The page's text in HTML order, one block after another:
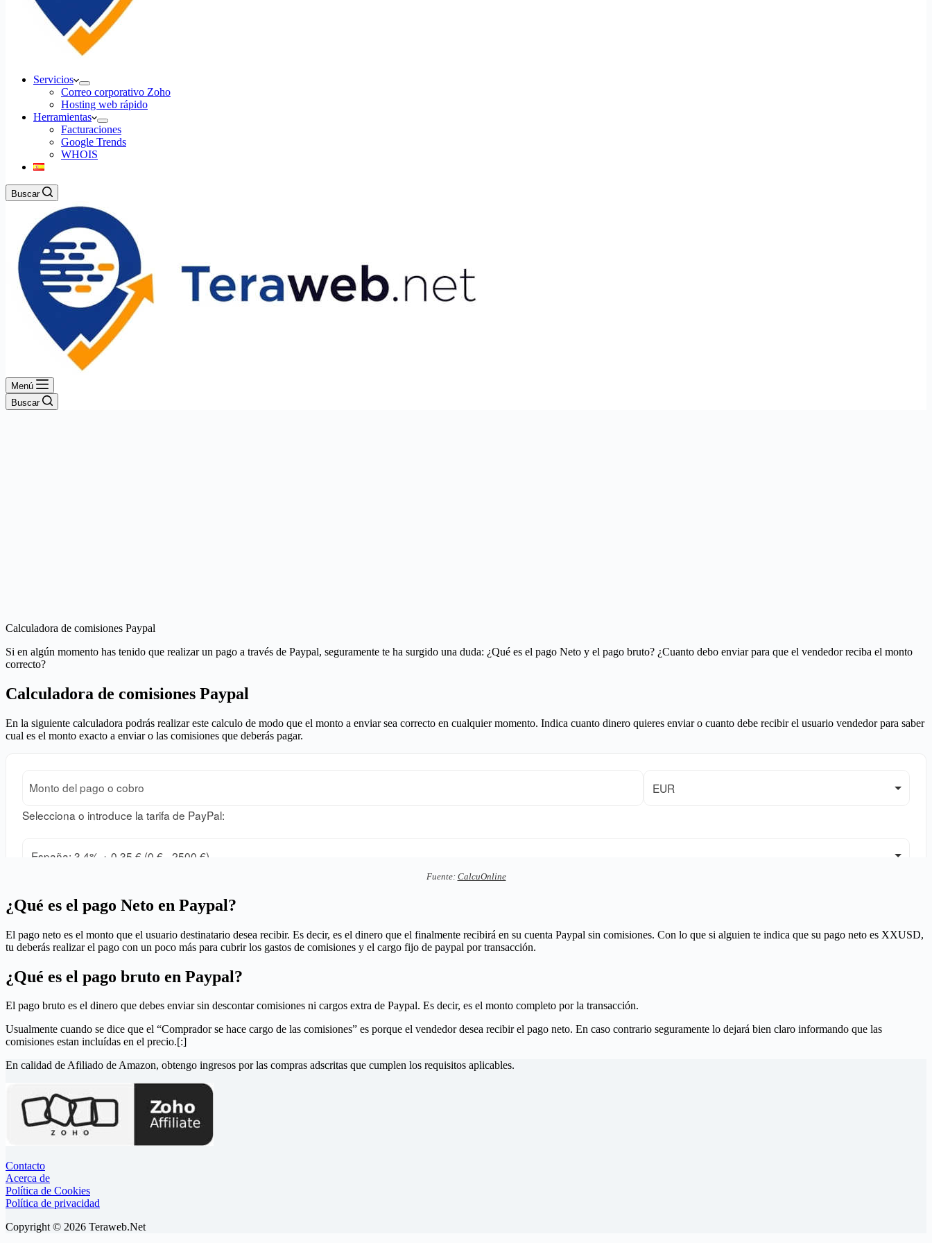
Servicios
Correo corporativo Zoho
Hosting web rápido
Herramientas
Facturaciones
Google Trends
WHOIS
Buscar
Menú
Buscar
Calculadora de comisiones Paypal
Si en algún momento has tenido que realizar un pago a través de Paypal, seguramente te ha surgido una duda: ¿Qué es el pago Neto y el pago bruto? ¿Cuanto debo enviar para que el vendedor reciba el monto
correcto?
Calculadora de comisiones Paypal
En la siguiente calculadora podrás realizar este calculo de modo que el monto a enviar sea correcto en cualquier momento. Indica cuanto dinero quieres enviar o cuanto debe recibir el usuario vendedor para saber
cual es el monto exacto a enviar o las comisiones que deberás pagar.
Fuente: CalcuOnline
¿Qué es el pago Neto en Paypal?
El pago neto es el monto que el usuario destinatario desea recibir. Es decir, es el dinero que el finalmente recibirá en su cuenta Paypal sin comisiones. Con lo que si alguien te indica que su pago neto es XXUSD,
tu deberás realizar el pago con un poco más para cubrir los gastos de comisiones y el cargo fijo de paypal por transacción.
¿Qué es el pago bruto en Paypal?
El pago bruto es el dinero que debes enviar sin descontar comisiones ni cargos extra de Paypal. Es decir, es el monto completo por la transacción.
Usualmente cuando se dice que el “Comprador se hace cargo de las comisiones” es porque el vendedor desea recibir el pago neto. En caso contrario seguramente lo dejará bien claro informando que las
comisiones estan incluídas en el precio.[:]
En calidad de Afiliado de Amazon, obtengo ingresos por las compras adscritas que cumplen los requisitos aplicables.
Contacto
Acerca de
Política de Cookies
Política de privacidad
Copyright © 2026 Teraweb.Net